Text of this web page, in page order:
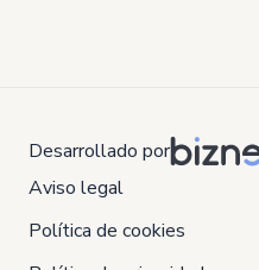
Desarrollado por
Aviso legal
Política de cookies